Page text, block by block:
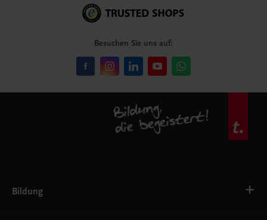
Besuchen Sie uns auf:
Bildung